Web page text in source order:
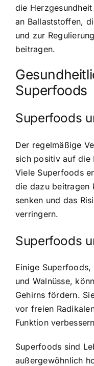
die
an Ballaststoffen,
und zur
beitragen.
Superfoods
Superfoods
Der regelmäßige
sich positiv auf die
Viele Superfoods
die dazu beitragen
senken und das
verringern.
Superfoods
Einige
und Walnüsse,
Gehirns fördern.
vor freien
Funktion
Superfoods sind
außergewöhnlich